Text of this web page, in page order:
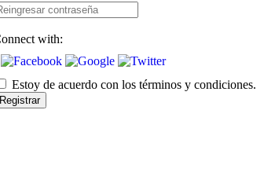
with:
Estoy de acuerdo con los términos y condiciones.
Registrar